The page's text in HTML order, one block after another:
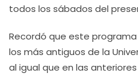
todos los sábados del
Recordó que este
los más antiguos de la
al igual que en las